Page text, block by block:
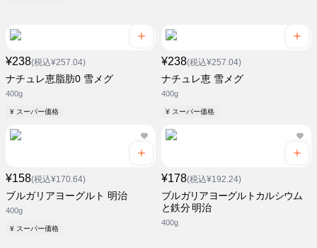
¥238(税込¥257.04)
ナチュレ恵脂肪0 雪メグ
400g
¥ スーパー価格
¥238(税込¥257.04)
ナチュレ恵 雪メグ
400g
¥ スーパー価格
¥158(税込¥170.64)
ブルガリアヨーグルト 明治
400g
¥ スーパー価格
¥178(税込¥192.24)
ブルガリアヨーグルトカルシウム
と鉄分 明治
400g